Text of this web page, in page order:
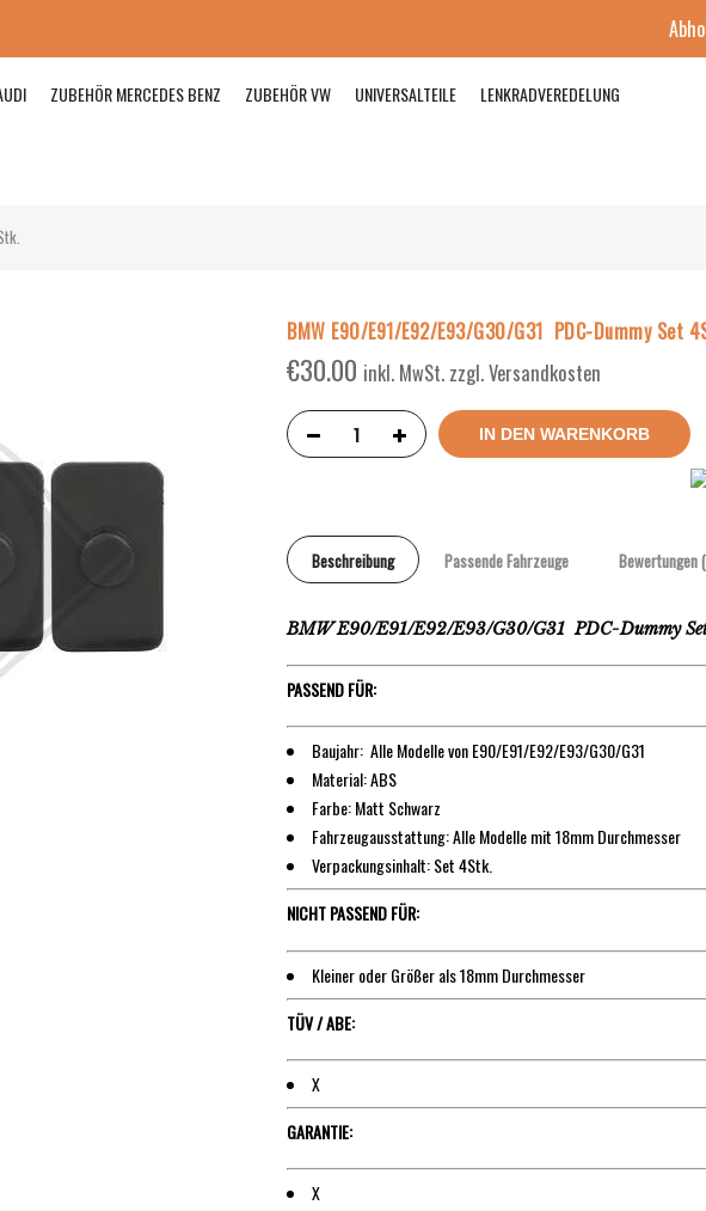
ZUBEHÖR MERCEDES BENZ ZUBEHÖR VW UNIVERSALTEILE LENKRADVEREDELUNG
BMW E90/E91/E92/E93/G30/G31 PDC-Dummy Set
€30.00 inkl. MwSt. zzgl. Versandkosten
IN DEN WARENKORB
Beschreibung Passende Fahrzeuge Bewertungen
BMW E90/E91/E92/E93/G30/G31 PDC-Dummy
PASSEND FÜR:
Baujahr: Alle Modelle von E90/E91/E92/E93/G30/G31
Material: ABS
Farbe: Matt Schwarz
Fahrzeugausstattung: Alle Modelle mit 18mm Durchmesser
Verpackungsinhalt: Set 4Stk.
NICHT PASSEND FÜR:
Kleiner oder Größer als 18mm Durchmesser
TÜV / ABE:
X
GARANTIE:
X